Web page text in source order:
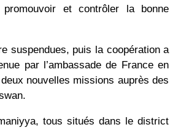
et contrôler la bonne
suspendues, puis la coopération a
par l’ambassade de France en
nouvelles missions auprès des
tous situés dans le district